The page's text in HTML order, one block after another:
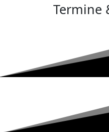
Termine